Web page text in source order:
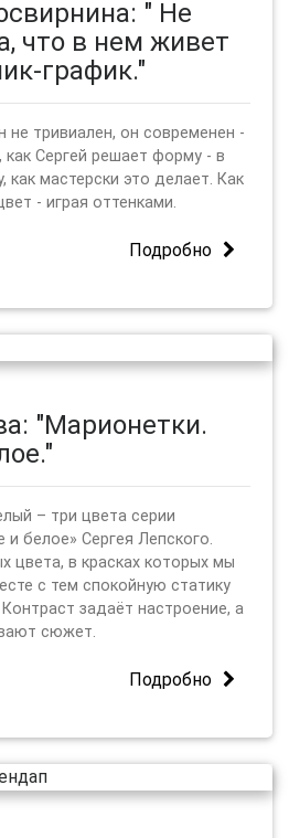
" Не
что в нем живет
график."
не тривиален, он современен -
как Сергей решает форму - в
как мастерски это делает. Как
- играя оттенками.
Подробно
"Марионетки.
– три цвета серии
и белое» Сергея Лепского.
цвета, в красках которых мы
с тем спокойную статику
задаёт настроение, а
сюжет.
Подробно